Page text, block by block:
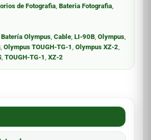
de Fotografia, Bateria Fotografia,
Batería Olympus, Cable, LI-90B, Olympus,
, Olympus TOUGH-TG-1, Olympus XZ-2,
, TOUGH-TG-1, XZ-2